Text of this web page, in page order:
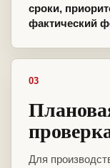
сроки,
фактический
03
Для